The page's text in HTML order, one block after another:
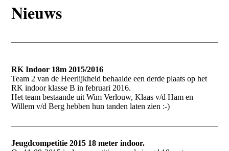
Nieuws
RK Indoor 18m 2015/2016
Team 2 van de Heerlijkheid behaalde een derde plaats op het
RK indoor klasse B in februari 2016.
Het team bestaande uit Wim Verlouw, Klaas v/d Ham en
Willem v/d Berg hebben hun tanden laten zien :-)
Jeugdcompetitie 2015 18 meter indoor.